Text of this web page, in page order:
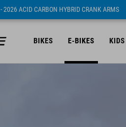
- 2026 ACID CARBON HYBRID CRANK ARMS
BIKES E-BIKES KIDS